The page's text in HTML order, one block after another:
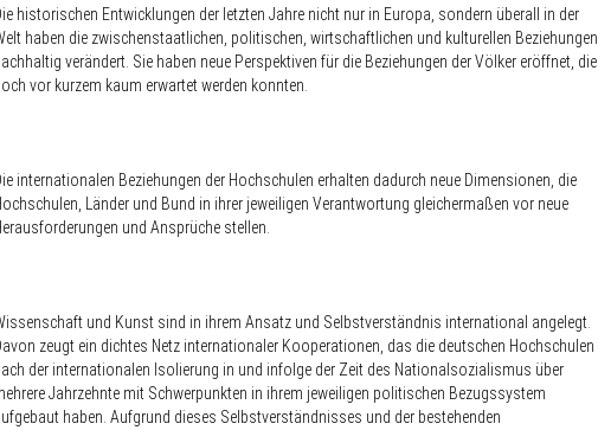
historischen Entwicklungen der letzten Jahre nicht nur in Europa, sondern überall in der
haben die zwischenstaatlichen, politischen, wirtschaftlichen und kulturellen Beziehungen
verändert. Sie haben neue Perspektiven für die Beziehungen der Völker eröffnet, die
vor kurzem kaum erwartet werden konnten.
internationalen Beziehungen der Hochschulen erhalten dadurch neue Dimensionen, die
Länder und Bund in ihrer jeweiligen Verantwortung gleichermaßen vor neue
und Ansprüche stellen.
und Kunst sind in ihrem Ansatz und Selbstverständnis international angelegt.
zeugt ein dichtes Netz internationaler Kooperationen, das die deutschen Hochschulen
der internationalen Isolierung in und infolge der Zeit des Nationalsozialismus über
Jahrzehnte mit Schwerpunkten in ihrem jeweiligen politischen Bezugssystem
haben. Aufgrund dieses Selbstverständnisses und der bestehenden